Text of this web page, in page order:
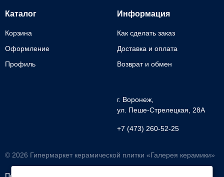
г. Воронеж,
ул. Пеше-Cтрелецкая, 28А
+7 (473) 260-52-25
Каталог
Корзина
Оформление
Профиль
Информация
Как сделать заказ
Доставка и оплата
Возврат и обмен
© 2026 Гипермаркет керамической плитки «Галерея керамики»